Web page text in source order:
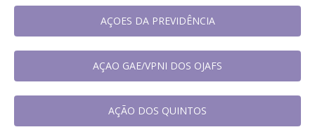
AÇOES DA PREVIDÊNCIA
AÇAO GAE/VPNI DOS OJAFS
AÇÃO DOS QUINTOS